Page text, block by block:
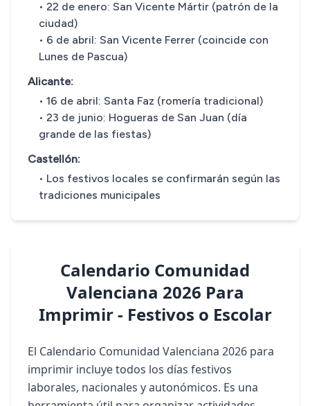
• 22 de enero: San Vicente Mártir (patrón de la
ciudad)
• 6 de abril: San Vicente Ferrer (coincide con
Lunes de Pascua)
Alicante:
• 16 de abril: Santa Faz (romería tradicional)
• 23 de junio: Hogueras de San Juan (día
grande de las fiestas)
Castellón:
• Los festivos locales se confirmarán según las
tradiciones municipales
Calendario Comunidad
Valenciana 2026 Para
Imprimir - Festivos o Escolar
El Calendario Comunidad Valenciana 2026 para
imprimir incluye todos los días festivos
laborales, nacionales y autonómicos. Es una